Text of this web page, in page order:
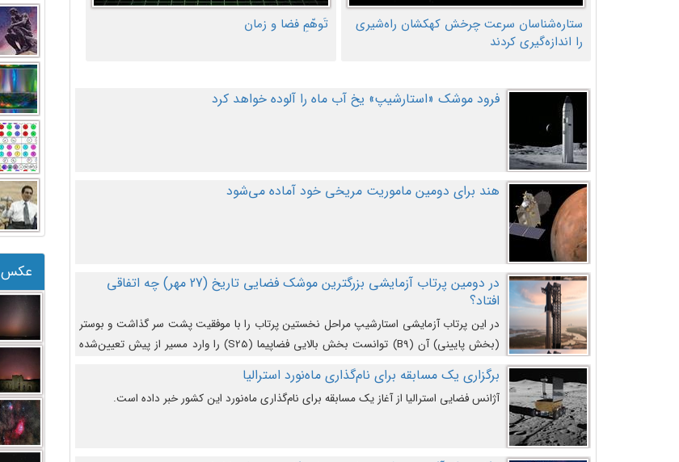
ستاره‌شناسان سرعت چرخش کهکشان راه‌شیری
را اندازه‌گیری کردند
تَوهّمِ فضا و زمان
فرود موشک «استارشیپ» یخ آب ماه را آلوده خواهد کرد
هند برای دومین ماموریت مریخی خود آماده می‌شود
در دومین پرتاب آزمایشی بزرگترین موشک فضایی تاریخ (27 مهر‌) چه اتفاقی
افتاد؟
در این پرتاب آزمایشی استارشیپ مراحل نخستین پرتاب را با موفقیت پشت سر گذاشت و بوستر
(بخش پایینی) آن (B9) توانست بخش بالایی فضاپیما (S25) را وارد مسیر از پیش تعیین‌شده
کند و سپس با یک مکانیزم جدید با موفقیت از آن جدا شود. ‌
برگزاری یک مسابقه برای نام‌گذاری ماه‌نورد استرالیا
آژانس فضایی استرالیا از آغاز یک مسابقه برای نام‌گذاری ماه‌نورد این کشور خبر داده است.
عکس